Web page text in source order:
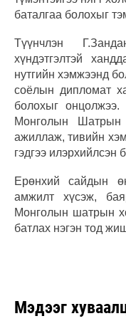
баталгаа болохыг
Түүнчлэн
хүндэтгэлтэй
нутгийн хэмжээнд
соёлын дипломат
болохыг
Монголын Шатрын
ажиллаж, тивийн
гэдгээ илэрхийлсэн
Ерөнхий сайдын
амжилт хүсэж,
Монголын шатрын
батлах нэгэн тод
Мэдээг